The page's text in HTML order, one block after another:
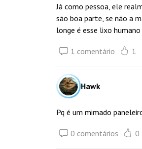
Já como pessoa, ele
são boa parte, se não a
longe é esse lixo
1 comentário 1
Hawk
Pq é um mimado
0 comentários 0